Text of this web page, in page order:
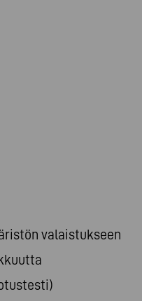
valaistukseen